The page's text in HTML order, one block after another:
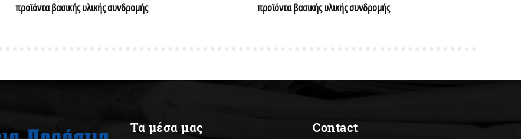
προϊόντα βασικής υλικής συνδρομής
προϊόντα βασικής υλικής συνδρομής
Τα μέσα μας Contact